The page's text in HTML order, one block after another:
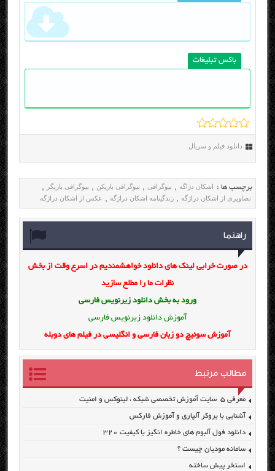
باکس تبلیغات
دانلود فیلم و سریال
برچسب ها : اشکان دژاگه , بیوگرافی , بیوگرافی بازیکن , بیوگرافی بازیگر ,
تصاویری از اشکان دراژگه , زندگینامه اشکان دراژگه , عکس از اشکان دراژگه
راهنما
در صورت خرابی لینک های دانلود خواهشمندیم در اسرع وقت از بخش
نظرات ما را مطلع سازید
ورود به بخش دانلود زیرنویس فارسی
آموزش دانلود زیرنویس فارسی
آموزش سوئیچ دو زبان فارسی و انگلیسی در فیلم های دوبله
مطالب مرتبط
معرفی ۵ سایت آموزش تخصصی شبکه ، لینوکس و امنیت
آشنایی با بروکر آلپاری و آموزش فارکس
دانلود فول آلبوم های خاطره انگیز با کیفیت ۳۲۰
سامانه مودیان چیست ؟
استخر پیش ساخته